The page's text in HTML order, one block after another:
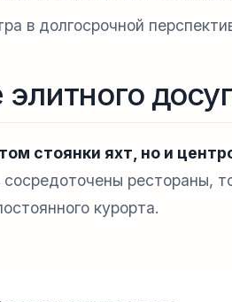
в долгосрочной
стоянки яхт, но и
рестораны,
курорта.